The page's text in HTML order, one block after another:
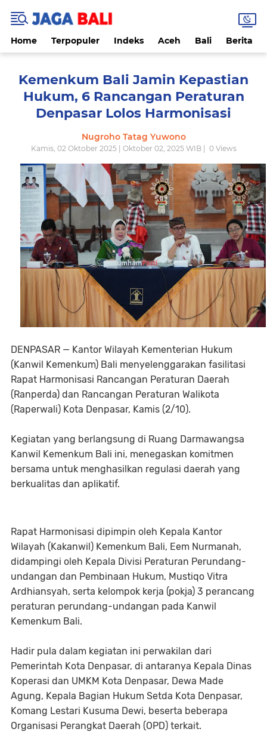
Home Terpopuler Indeks Aceh Bali Berita
Kemenkum Bali Jamin Kepastian
Hukum, 6 Rancangan Peraturan
Denpasar Lolos Harmonisasi
Nugroho Tatag Yuwono
Kamis, 02 Oktober 2025 | Oktober 02, 2025 WIB | 0Views
DENPASAR — Kantor Wilayah Kementerian Hukum
(Kanwil Kemenkum) Bali menyelenggarakan fasilitasi
Rapat Harmonisasi Rancangan Peraturan Daerah
(Ranperda) dan Rancangan Peraturan Walikota
(Raperwali) Kota Denpasar, Kamis (2/10).
Kegiatan yang berlangsung di Ruang Darmawangsa
Kanwil Kemenkum Bali ini, menegaskan komitmen
bersama untuk menghasilkan regulasi daerah yang
berkualitas dan aplikatif.
Rapat Harmonisasi dipimpin oleh Kepala Kantor
Wilayah (Kakanwil) Kemenkum Bali, Eem Nurmanah,
didampingi oleh Kepala Divisi Peraturan Perundang-
undangan dan Pembinaan Hukum, Mustiqo Vitra
Ardhiansyah, serta kelompok kerja (pokja) 3 perancang
peraturan perundang-undangan pada Kanwil
Kemenkum Bali.
Hadir pula dalam kegiatan ini perwakilan dari
Pemerintah Kota Denpasar, di antaranya Kepala Dinas
Koperasi dan UMKM Kota Denpasar, Dewa Made
Agung, Kepala Bagian Hukum Setda Kota Denpasar,
Komang Lestari Kusuma Dewi, beserta beberapa
Organisasi Perangkat Daerah (OPD) terkait.